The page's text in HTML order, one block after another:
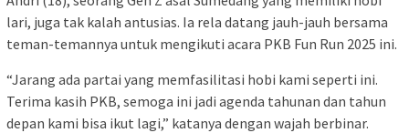
lari, juga tak kalah antusias. Ia rela datang jauh-jauh bersama
teman-temannya untuk mengikuti acara PKB Fun Run 2025 ini.
“Jarang ada partai yang memfasilitasi hobi kami seperti ini.
Terima kasih PKB, semoga ini jadi agenda tahunan dan tahun
depan kami bisa ikut lagi,” katanya dengan wajah berbinar.